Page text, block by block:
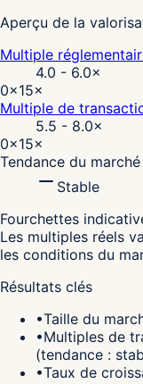
Aperçu de la
Multiple
4.0 - 6.0×
0×15×
Multiple de
5.5 - 8.0×
0×15×
Tendance du marché
Stable
Fourchettes
Les multiples réels
les conditions du
Résultats clés
•Taille du
•Multiples de
(tendance :
•Taux de